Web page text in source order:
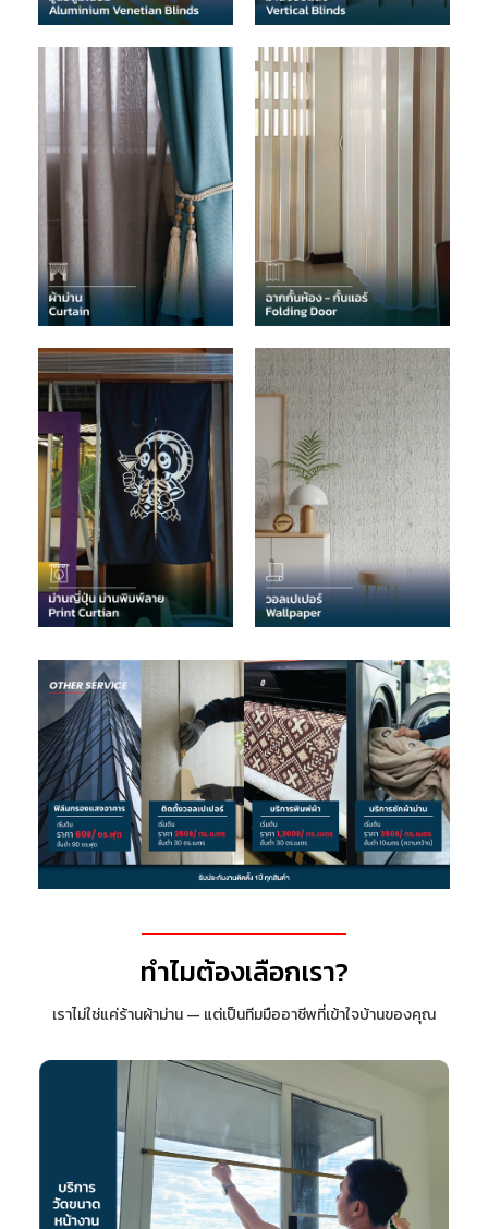
ทำไมต้องเลือกเรา?
เราไม่ใช่แค่ร้านผ้าม่าน — แต่เป็นทีมมืออาชีพที่เข้าใจบ้านของคุณ